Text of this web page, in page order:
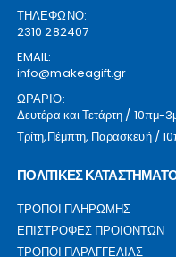
ΤΗΛΕΦΩΝΟ:
2310 282407
EMAIL:
info@makeagift.gr
ΩΡΑΡΙΟ:
Δευτέρα και Τετάρτη / 10πμ-
Τρίτη,Πέμπτη, Παρασκευή /
ΠΟΛΙΤΙΚΕΣ
ΤΡΟΠΟΙ ΠΛΗΡΩΜΗΣ
ΕΠΙΣΤΡΟΦΕΣ ΠΡΟΙΟΝΤΩΝ
ΤΡΟΠΟΙ ΠΑΡΑΓΓΕΛΙΑΣ